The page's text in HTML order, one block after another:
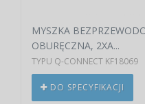
MYSZKA
OBURĘCZNA, 2XA...
TYPU Q-CONNECT KF18069
DO SPECYFIKACJI